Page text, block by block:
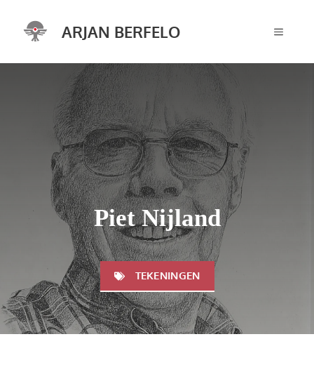
naar
inhoud
ARJAN BERFELO MENU
Piet Nijland
TEKENINGEN